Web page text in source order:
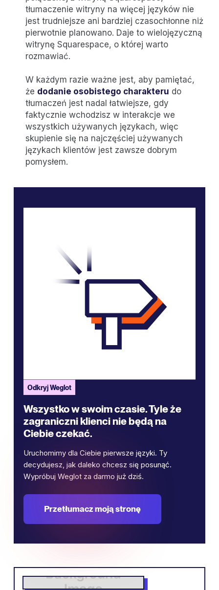
tłumaczenie witryny na więcej języków nie
jest trudniejsze ani bardziej czasochłonne niż
pierwotnie planowano. Daje to wielojęzyczną
witrynę Squarespace, o której warto
rozmawiać.
W każdym razie ważne jest, aby pamiętać,
że dodanie osobistego charakteru do
tłumaczeń jest nadal łatwiejsze, gdy
faktycznie wchodzisz w interakcje we
wszystkich używanych językach, więc
skupienie się na najczęściej używanych
językach klientów jest zawsze dobrym
pomysłem.
Odkryj Weglot
Wszystko w swoim czasie. Tyle że
zagraniczni klienci nie będą na
Ciebie czekać.
Uruchomimy dla Ciebie pierwsze języki. Ty
decydujesz, jak daleko chcesz się posunąć.
Wypróbuj Weglot za darmo już dziś.
Przetłumacz moją stronę